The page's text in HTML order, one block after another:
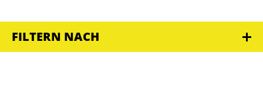
FILTERN NACH